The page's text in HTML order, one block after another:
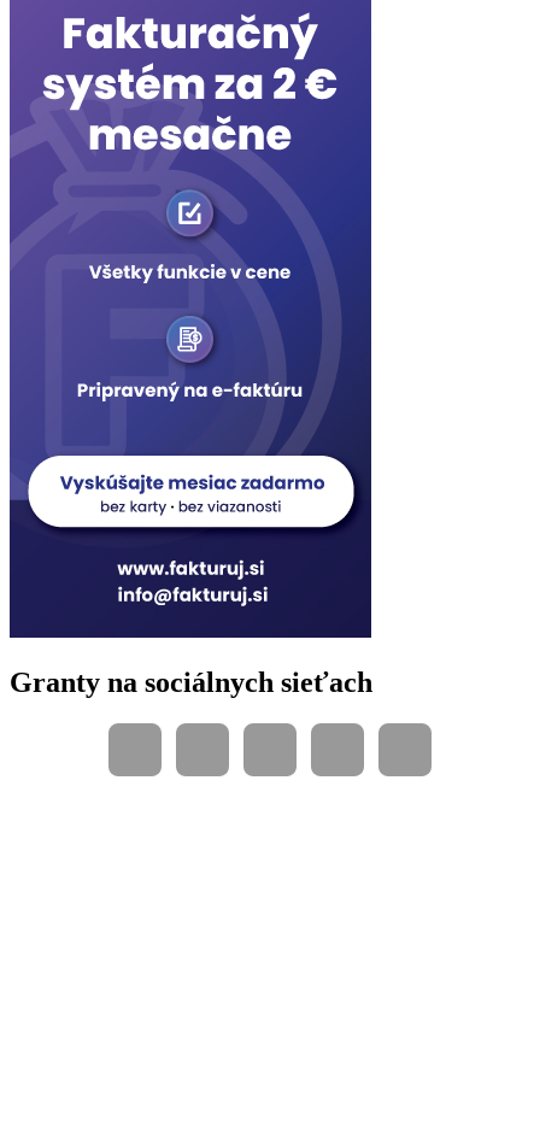
Granty na sociálnych sieťach